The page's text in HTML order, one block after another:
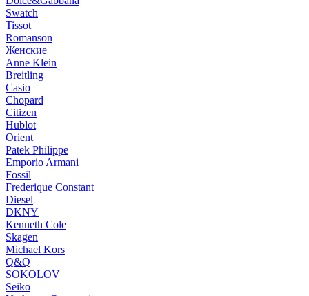
Swatch
Tissot
Romanson
Женские
Anne Klein
Breitling
Casio
Chopard
Citizen
Hublot
Orient
Patek Philippe
Emporio Armani
Fossil
Frederique Constant
Diesel
DKNY
Kenneth Cole
Skagen
Michael Kors
Q&Q
SOKOLOV
Seiko